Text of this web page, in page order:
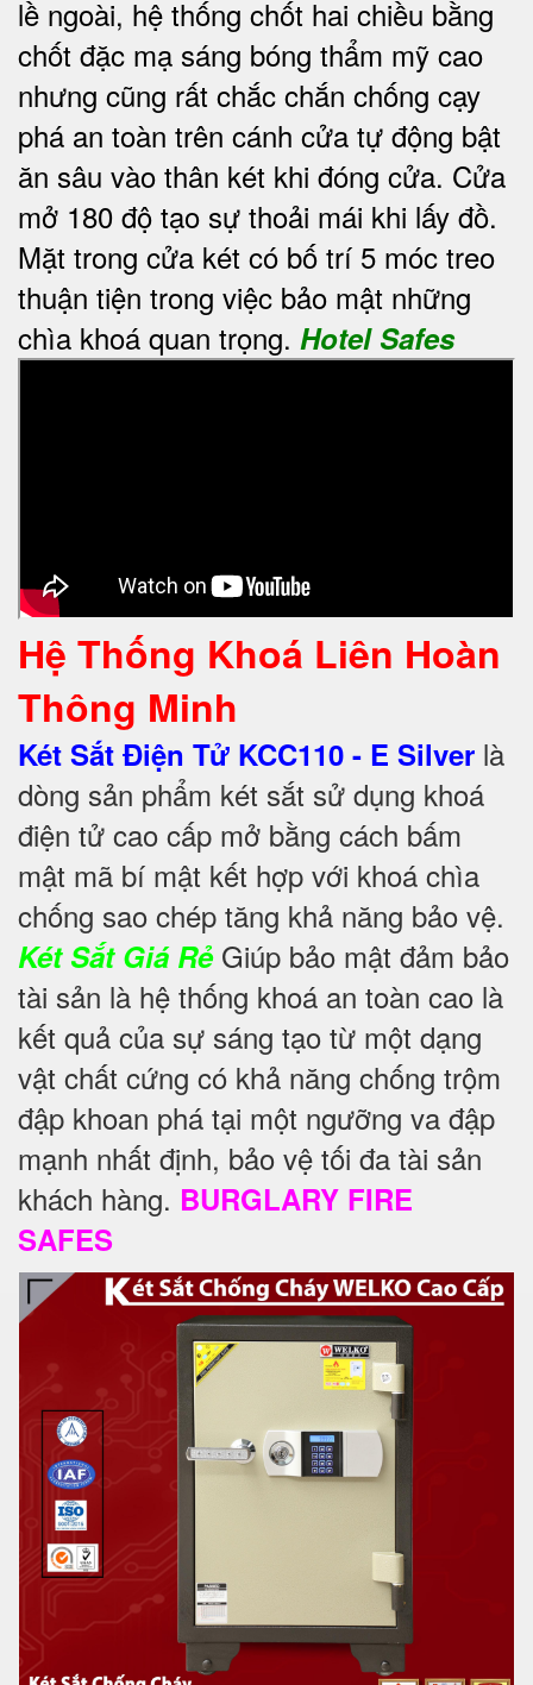
lề ngoài, hệ thống chốt hai chiều bằng
chốt đặc mạ sáng bóng thẩm mỹ cao
nhưng cũng rất chắc chắn chống cạy
phá an toàn trên cánh cửa tự động bật
ăn sâu vào thân két khi đóng cửa. Cửa
mở 180 độ tạo sự thoải mái khi lấy đồ.
Mặt trong cửa két có bố trí 5 móc treo
thuận tiện trong việc bảo mật những
chìa khoá quan trọng. Hotel Safes
Hệ Thống Khoá Liên Hoàn
Thông Minh
Két Sắt Điện Tử KCC110 - E Silver là
dòng sản phẩm két sắt sử dụng khoá
điện tử cao cấp mở bằng cách bấm
mật mã bí mật kết hợp với khoá chìa
chống sao chép tăng khả năng bảo vệ.
Két Sắt Giá RẻGiúp bảo mật đảm bảo
tài sản là hệ thống khoá an toàn cao là
kết quả của sự sáng tạo từ một dạng
vật chất cứng có khả năng chống trộm
đập khoan phá tại một ngưỡng va đập
mạnh nhất định, bảo vệ tối đa tài sản
khách hàng. BURGLARY FIRE
SAFES